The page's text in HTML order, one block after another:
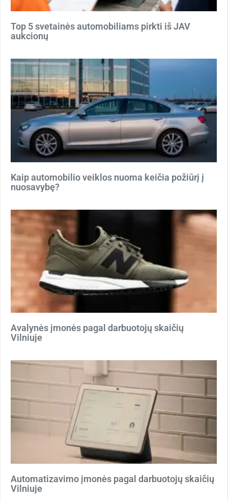
Top 5 svetainės automobiliams pirkti iš JAV
aukcionų
Kaip automobilio veiklos nuoma keičia požiūrį į
nuosavybę?
Avalynės įmonės pagal darbuotojų skaičių
Vilniuje
Automatizavimo įmonės pagal darbuotojų skaičių
Vilniuje